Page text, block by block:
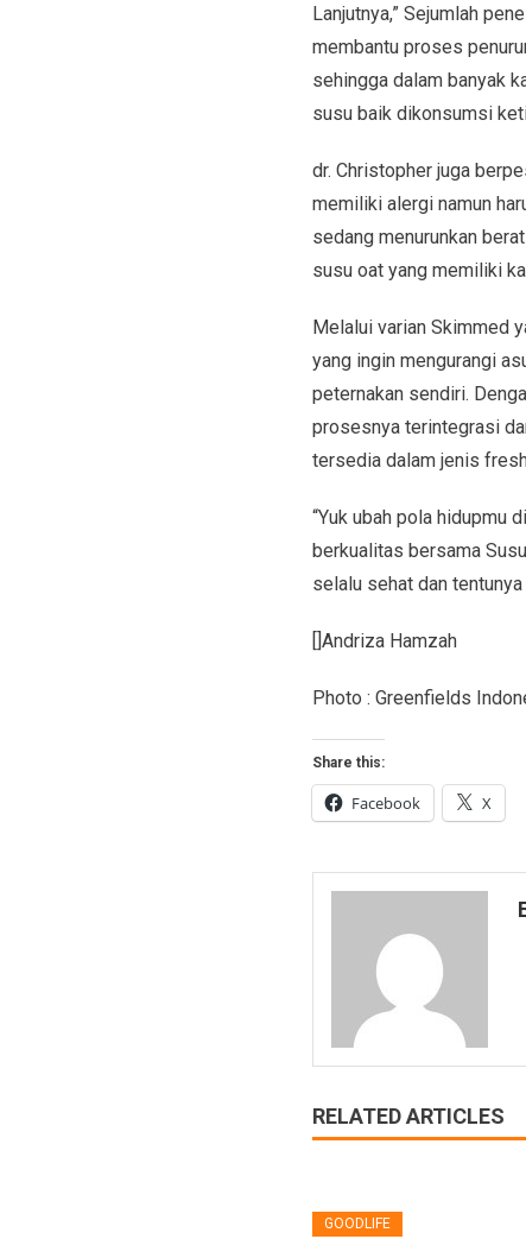
Lanjutnya,” Sejumlah
membantu proses
sehingga dalam banyak
susu baik dikonsumsi
dr. Christopher juga
memiliki alergi namun
sedang menurunkan
susu oat yang memiliki
Melalui varian Skimmed
yang ingin mengurangi
peternakan sendiri.
prosesnya terintegrasi
tersedia dalam jenis
“Yuk ubah pola hidupmu
berkualitas bersama
selalu sehat dan
[]Andriza Hamzah
Photo : Greenfields
Share this:
Facebook X
RELATED ARTICLES
GOODLIFE